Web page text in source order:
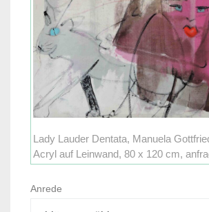
Lady Lauder Dentata, Manuela
Acryl auf Leinwand, 80 x 120 cm,
Anrede